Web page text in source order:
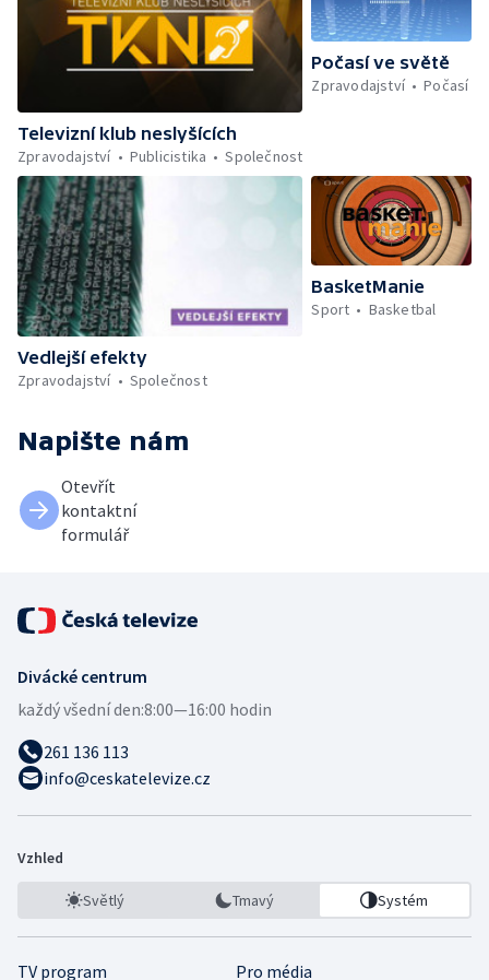
Televizní klub neslyšících
Zpravodajství
Publicistika Společnost
Počasí ve světě
Zpravodajství
Počasí
Vedlejší efekty
Zpravodajství
Společnost
BasketManie
Sport
Basketbal
Napište nám
Otevřít
kontaktní
formulář
Divácké centrum
každý všední den:8:00—16:00 hodin
261 136 113
info@ceskatelevize.cz
Vzhled
Světlý Tmavý Systém
TV program Pro média